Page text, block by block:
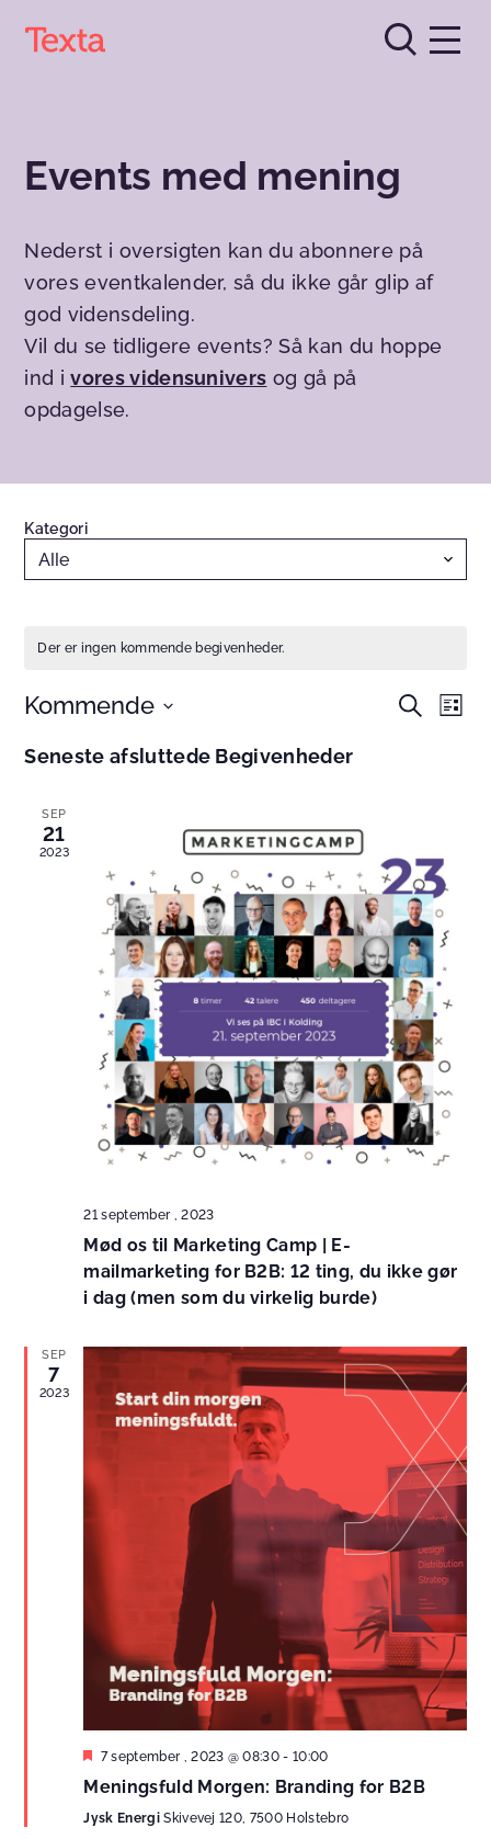
Events med mening
Nederst i oversigten kan du abonnere på
vores eventkalender, så du ikke går glip af
god vidensdeling.
Vil du se tidligere events? Så kan du hoppe
ind ivores vidensunivers og gå på
opdagelse.
Kategori
Der er ingen kommende begivenheder.
Søg
Liste
Kommende
dato.
Seneste afsluttede Begivenheder
SEP
21
2023
21 september , 2023
Mød os til Marketing Camp | E-
mailmarketing for B2B: 12 ting, du ikke gør
i dag (men som du virkelig burde)
SEP
7
2023
Fremhævet
7 september , 2023 @ 08:30 -10:00
Meningsfuld Morgen: Branding for B2B
Jysk EnergiSkivevej 120, 7500 Holstebro